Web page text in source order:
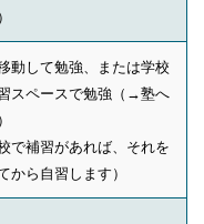
動して勉強、または学校
スペースで勉強（→塾へ
校で補習があれば、それを
から自習します）